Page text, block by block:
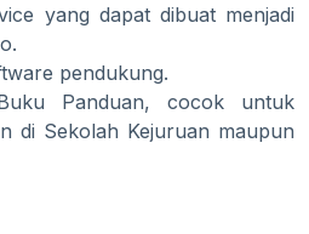
yang dapat dibuat menjadi
pendukung.
Panduan, cocok untuk
di Sekolah Kejuruan maupun